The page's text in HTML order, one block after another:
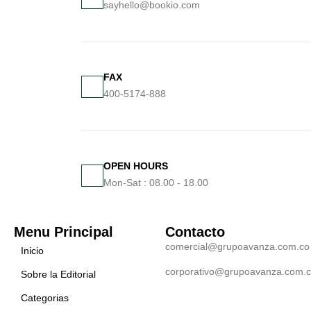
sayhello@bookio.com
FAX
400-5174-888
OPEN HOURS
Mon-Sat : 08.00 - 18.00
Menu Principal
Inicio
Sobre la Editorial
Categorias
Contacto
comercial@grupoavanza.com.co